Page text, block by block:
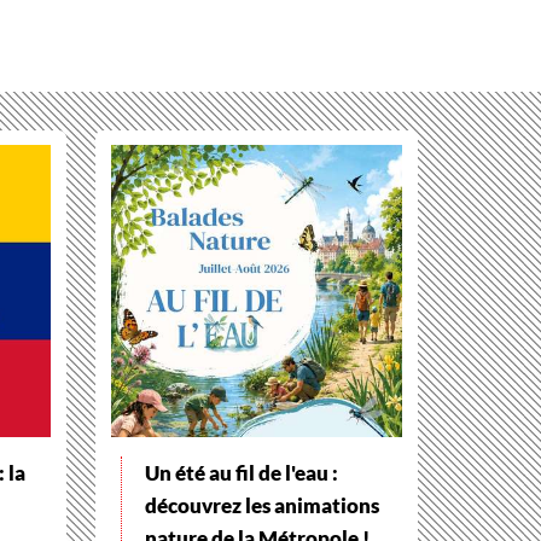
la
Un été au fil de l'eau :
découvrez les animations